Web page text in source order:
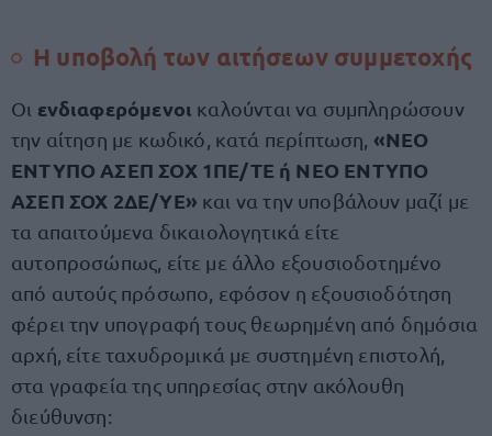
Η υποβολή των αιτήσεων συμμετοχής
Οι ενδιαφερόμενοι καλούνται να συμπληρώσουν
την αίτηση με κωδικό, κατά περίπτωση, «ΝΕΟ
ΕΝΤΥΠΟ ΑΣΕΠ ΣΟΧ 1ΠΕ/ΤΕ ή ΝΕΟ ΕΝΤΥΠΟ
ΑΣΕΠ ΣΟΧ 2ΔΕ/ΥΕ» και να την υποβάλουν μαζί με
τα απαιτούμενα δικαιολογητικά είτε
αυτοπροσώπως, είτε με άλλο εξουσιοδοτημένο
από αυτούς πρόσωπο, εφόσον η εξουσιοδότηση
φέρει την υπογραφή τους θεωρημένη από δημόσια
αρχή, είτε ταχυδρομικά με συστημένη επιστολή,
στα γραφεία της υπηρεσίας στην ακόλουθη
διεύθυνση: